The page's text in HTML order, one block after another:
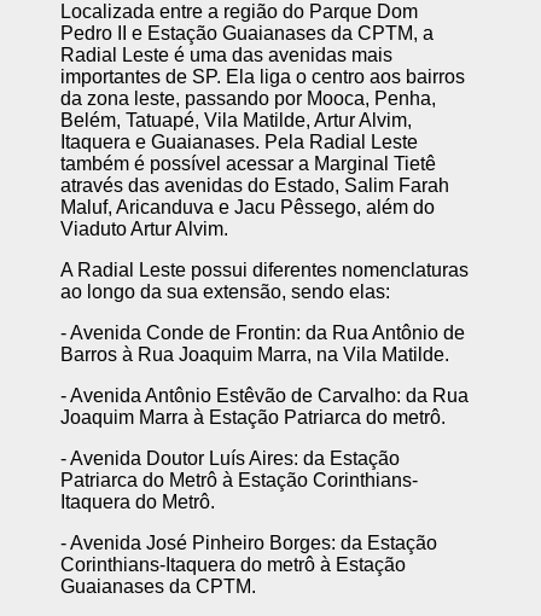
Localizada entre a região do Parque Dom
Pedro II e Estação Guaianases da CPTM, a
Radial Leste é uma das avenidas mais
importantes de SP. Ela liga o centro aos bairros
da zona leste, passando por Mooca, Penha,
Belém, Tatuapé, Vila Matilde, Artur Alvim,
Itaquera e Guaianases. Pela Radial Leste
também é possível acessar a Marginal Tietê
através das avenidas do Estado, Salim Farah
Maluf, Aricanduva e Jacu Pêssego, além do
Viaduto Artur Alvim.
A Radial Leste possui diferentes nomenclaturas
ao longo da sua extensão, sendo elas:
- Avenida Conde de Frontin: da Rua Antônio de
Barros à Rua Joaquim Marra, na Vila Matilde.
- Avenida Antônio Estêvão de Carvalho: da Rua
Joaquim Marra à Estação Patriarca do metrô.
- Avenida Doutor Luís Aires: da Estação
Patriarca do Metrô à Estação Corinthians-
Itaquera do Metrô.
- Avenida José Pinheiro Borges: da Estação
Corinthians-Itaquera do metrô à Estação
Guaianases da CPTM.